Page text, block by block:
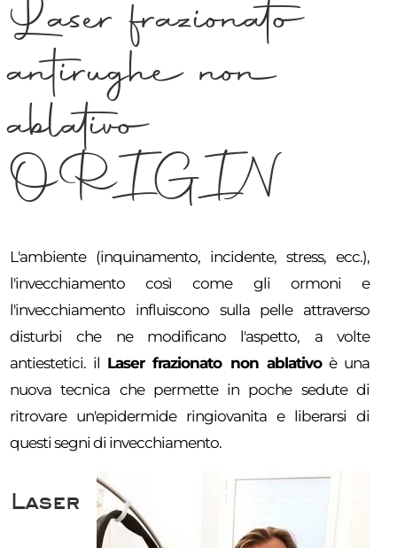
Laser frazionato
antirughe non
ablativo
ORIGIN
L'ambiente (inquinamento, incidente, stress, ecc.),
l'invecchiamento così come gli ormoni e
l'invecchiamento influiscono sulla pelle attraverso
disturbi che ne modificano l'aspetto, a volte
antiestetici. il Laser frazionato non ablativoè una
nuova tecnica che permette in poche sedute di
ritrovare un'epidermide ringiovanita e liberarsi di
questi segni di invecchiamento.
Laser